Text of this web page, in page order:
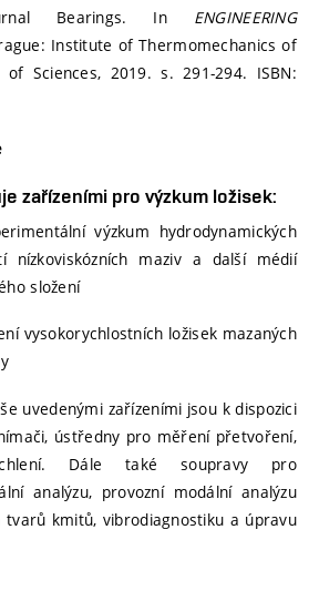
Bearings. In ENGINEERING
Institute of Thermomechanics of
of Sciences, 2019. s. 291-294. ISBN:
zařízeními pro výzkum ložisek:
výzkum hydrodynamických
nízkoviskózních maziv a další médií
složení
vysokorychlostních ložisek mazaných
uvedenými zařízeními jsou k dispozici
ústředny pro měření přetvoření,
Dále také soupravy pro
analýzu, provozní modální analýzu
tvarů kmitů, vibrodiagnostiku a úpravu